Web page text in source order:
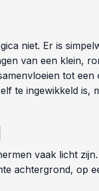
niet. Er is
van een klein,
tot een
te ingewikkeld is,
vaak licht
achtergrond, op